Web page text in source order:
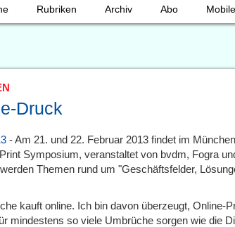
Rubriken Archiv Abo
Druck
- Am 21. und 22. Februar 2013 findet im
Symposium, veranstaltet von bvdm, Fogra
Themen rund um "Geschäftsfelder,
kauft online. Ich bin davon überzeugt, Online-
mindestens so viele Umbrüche sorgen wie die